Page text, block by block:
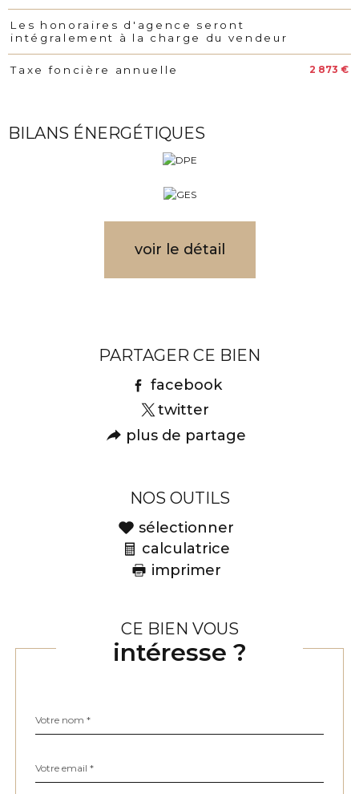
Les honoraires d'agence seront
intégralement à la charge du vendeur
Taxe foncière annuelle 2 873 €
BILANS ÉNERGÉTIQUES
voir le détail
PARTAGER CE BIEN
facebook
twitter
plus de partage
NOS OUTILS
sélectionner
calculatrice
imprimer
CE BIEN VOUS
intéresse ?
par
*
*